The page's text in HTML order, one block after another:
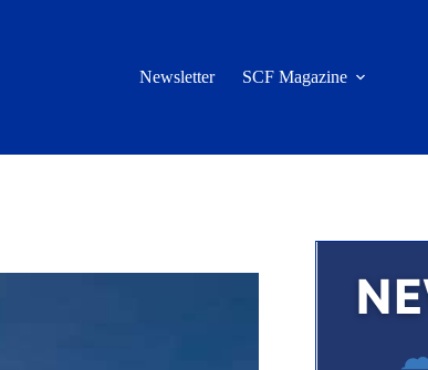
Newsletter SCF Magazine